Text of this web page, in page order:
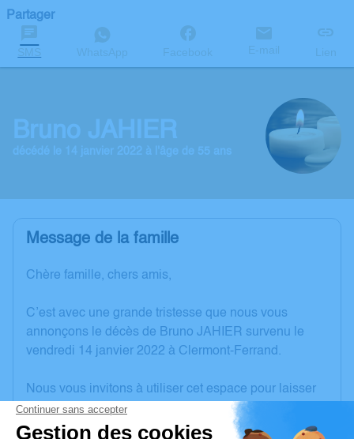
Partager
SMS WhatsApp Facebook E-mail Lien
Bruno JAHIER
décédé le 14 janvier 2022 à l'âge de 55 ans
Message de la famille
Chère famille, chers amis,
C’est avec une grande tristesse que nous vous
annonçons le décès de Bruno JAHIER survenu le
vendredi 14 janvier 2022 à Clermont-Ferrand.
Nous vous invitons à utiliser cet espace pour laisser
vos condoléances, partager des photos souvenirs,
une anecdote ou exprimer vos pensées à travers des